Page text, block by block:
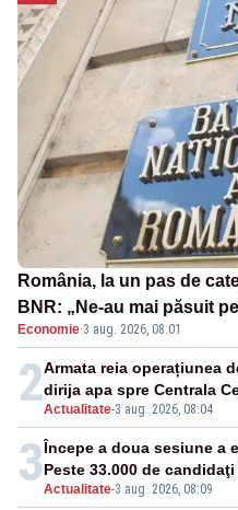
România, la un pas de
BNR: „Ne-au mai păsuit
Economie·3 aug. 2026, 08:01
2Actualitate-3 aug. 2026, 08:04
Armata reia operațiunea
dirija apa spre Centrala
3Actualitate-3 aug. 2026, 08:09
Începe a doua sesiune a
Peste 33.000 de